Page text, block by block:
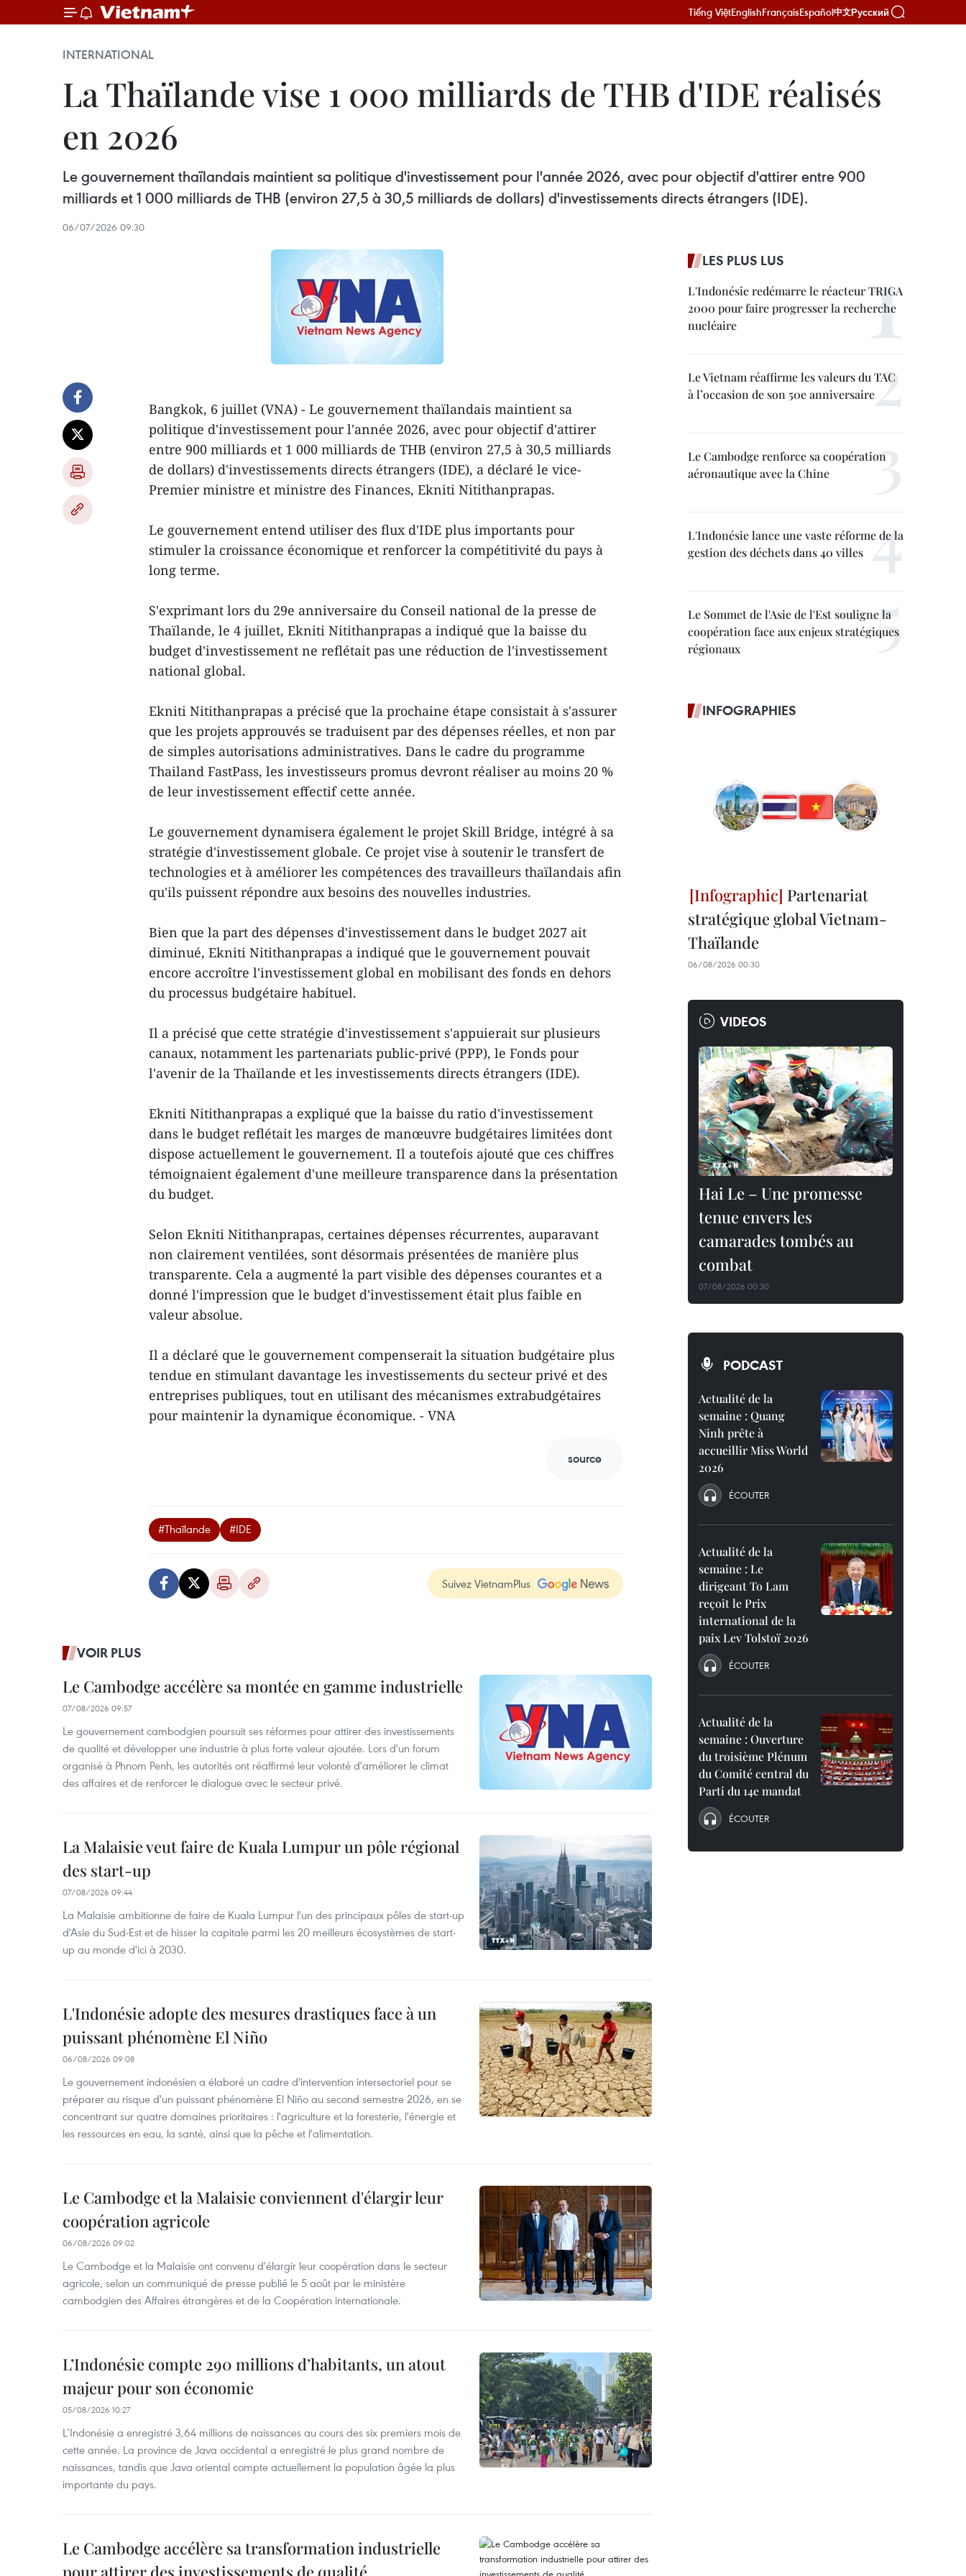
Tiếng ViệtEnglishFrançaisEspañol中文Русский
INTERNATIONAL
La Thaïlande vise 1 000 milliards de THB d'IDE réalisés
en 2026
Le gouvernement thaïlandais maintient sa politique d'investissement pour l'année 2026, avec pour objectif d'attirer entre 900
milliards et 1 000 milliards de THB (environ 27,5 à 30,5 milliards de dollars) d'investissements directs étrangers (IDE).
06/07/2026 09:30
Bangkok, 6 juillet (VNA) - Le gouvernement thaïlandais maintient sa
politique d'investissement pour l'année 2026, avec pour objectif d'attirer
entre 900 milliards et 1 000 milliards de THB (environ 27,5 à 30,5 milliards
de dollars) d'investissements directs étrangers (IDE), a déclaré le vice-
Premier ministre et ministre des Finances, Ekniti Nitithanprapas.
Le gouvernement entend utiliser des flux d'IDE plus importants pour
stimuler la croissance économique et renforcer la compétitivité du pays à
long terme.
S'exprimant lors du 29e anniversaire du Conseil national de la presse de
Thaïlande, le 4 juillet, Ekniti Nitithanprapas a indiqué que la baisse du
budget d'investissement ne reflétait pas une réduction de l'investissement
national global.
Ekniti Nitithanprapas a précisé que la prochaine étape consistait à s'assurer
que les projets approuvés se traduisent par des dépenses réelles, et non par
de simples autorisations administratives. Dans le cadre du programme
Thailand FastPass, les investisseurs promus devront réaliser au moins 20 %
de leur investissement effectif cette année.
Le gouvernement dynamisera également le projet Skill Bridge, intégré à sa
stratégie d'investissement globale. Ce projet vise à soutenir le transfert de
technologies et à améliorer les compétences des travailleurs thaïlandais afin
qu'ils puissent répondre aux besoins des nouvelles industries.
Bien que la part des dépenses d'investissement dans le budget 2027 ait
diminué, Ekniti Nitithanprapas a indiqué que le gouvernement pouvait
encore accroître l'investissement global en mobilisant des fonds en dehors
du processus budgétaire habituel.
Il a précisé que cette stratégie d'investissement s'appuierait sur plusieurs
canaux, notamment les partenariats public-privé (PPP), le Fonds pour
l'avenir de la Thaïlande et les investissements directs étrangers (IDE).
Ekniti Nitithanprapas a expliqué que la baisse du ratio d'investissement
dans le budget reflétait les marges de manœuvre budgétaires limitées dont
dispose actuellement le gouvernement. Il a toutefois ajouté que ces chiffres
témoignaient également d'une meilleure transparence dans la présentation
du budget.
Selon Ekniti Nitithanprapas, certaines dépenses récurrentes, auparavant
non clairement ventilées, sont désormais présentées de manière plus
transparente. Cela a augmenté la part visible des dépenses courantes et a
donné l'impression que le budget d'investissement était plus faible en
valeur absolue.
Il a déclaré que le gouvernement compenserait la situation budgétaire plus
tendue en stimulant davantage les investissements du secteur privé et des
entreprises publiques, tout en utilisant des mécanismes extrabudgétaires
pour maintenir la dynamique économique. - VNA
source
#Thaïlande #IDE
Suivez VietnamPlus
VOIR PLUS
Le Cambodge accélère sa montée en gamme industrielle
07/08/2026 09:57
Le gouvernement cambodgien poursuit ses réformes pour attirer des investissements
de qualité et développer une industrie à plus forte valeur ajoutée. Lors d'un forum
organisé à Phnom Penh, les autorités ont réaffirmé leur volonté d'améliorer le climat
des affaires et de renforcer le dialogue avec le secteur privé.
La Malaisie veut faire de Kuala Lumpur un pôle régional
des start-up
07/08/2026 09:44
La Malaisie ambitionne de faire de Kuala Lumpur l'un des principaux pôles de start-up
d'Asie du Sud-Est et de hisser la capitale parmi les 20 meilleurs écosystèmes de start-
up au monde d'ici à 2030.
L'Indonésie adopte des mesures drastiques face à un
puissant phénomène El Niño
06/08/2026 09:08
Le gouvernement indonésien a élaboré un cadre d'intervention intersectoriel pour se
préparer au risque d'un puissant phénomène El Niño au second semestre 2026, en se
concentrant sur quatre domaines prioritaires : l'agriculture et la foresterie, l'énergie et
les ressources en eau, la santé, ainsi que la pêche et l'alimentation.
Le Cambodge et la Malaisie conviennent d'élargir leur
coopération agricole
06/08/2026 09:02
Le Cambodge et la Malaisie ont convenu d'élargir leur coopération dans le secteur
agricole, selon un communiqué de presse publié le 5 août par le ministère
cambodgien des Affaires étrangères et de la Coopération internationale.
L’Indonésie compte 290 millions d’habitants, un atout
majeur pour son économie
05/08/2026 10:27
L’Indonésie a enregistré 3,64 millions de naissances au cours des six premiers mois de
cette année. La province de Java occidental a enregistré le plus grand nombre de
naissances, tandis que Java oriental compte actuellement la population âgée la plus
importante du pays.
Le Cambodge accélère sa transformation industrielle
pour attirer des investissements de qualité
LES PLUS LUS
L'Indonésie redémarre le réacteur TRIGA
2000 pour faire progresser la recherche
nucléaire
Le Vietnam réaffirme les valeurs du TAC
à l’occasion de son 50e anniversaire
Le Cambodge renforce sa coopération
aéronautique avec la Chine
L'Indonésie lance une vaste réforme de la
gestion des déchets dans 40 villes
Le Sommet de l'Asie de l'Est souligne la
coopération face aux enjeux stratégiques
régionaux
INFOGRAPHIES
Partenariat
stratégique global Vietnam-
Thaïlande
06/08/2026 00:30
VIDEOS
Hai Le – Une promesse
tenue envers les
camarades tombés au
combat
07/08/2026 00:30
PODCAST
Actualité de la
semaine : Quang
Ninh prête à
accueillir Miss World
2026
ÉCOUTER
Actualité de la
semaine : Le
dirigeant To Lam
reçoit le Prix
international de la
paix Lev Tolstoï 2026
ÉCOUTER
Actualité de la
semaine : Ouverture
du troisième Plénum
du Comité central du
Parti du 14e mandat
ÉCOUTER